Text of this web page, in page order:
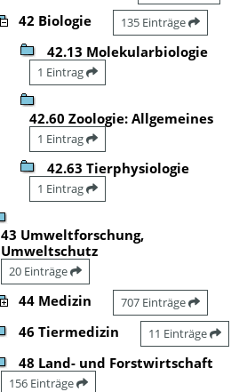
42 Biologie 135 Einträge
42.13 Molekularbiologie
1 Eintrag
42.60 Zoologie: Allgemeines
1 Eintrag
42.63 Tierphysiologie
1 Eintrag
43 Umweltforschung,
Umweltschutz
20 Einträge
44 Medizin 707 Einträge
46 Tiermedizin 11 Einträge
48 Land- und Forstwirtschaft
156 Einträge